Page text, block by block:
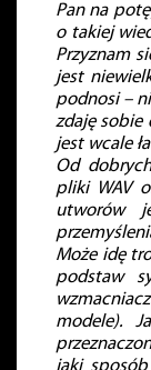
Pan na
o takiej
Przyznam
jest
podnosi –
zdaję sobie
jest wcale
Od
pliki WAV
utworów
Może idę
podstaw
modele).
jaki sposób